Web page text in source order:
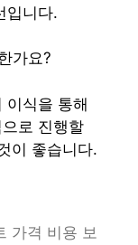
입니다.
가요?
이식을 통해
로 진행할
이 좋습니다.
가격 비용 보